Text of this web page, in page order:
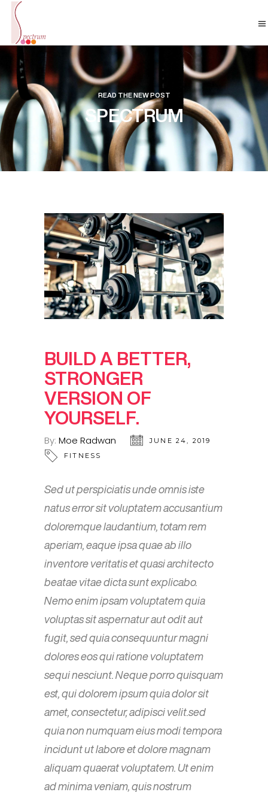
READ THE NEW POST
SPECTRUM
BUILD A BETTER,
STRONGER
VERSION OF
YOURSELF.
By: Moe Radwan
JUNE 24, 2019
FITNESS
Sed ut perspiciatis unde omnis iste
natus error sit voluptatem accusantium
doloremque laudantium, totam rem
aperiam, eaque ipsa quae ab illo
inventore veritatis et quasi architecto
beatae vitae dicta sunt explicabo.
Nemo enim ipsam voluptatem quia
voluptas sit aspernatur aut odit aut
fugit, sed quia consequuntur magni
dolores eos qui ratione voluptatem
sequi nesciunt. Neque porro quisquam
est, qui dolorem ipsum quia dolor sit
amet, consectetur, adipisci velit.sed
quia non numquam eius modi tempora
incidunt ut labore et dolore magnam
aliquam quaerat voluptatem. Ut enim
ad minima veniam, quis nostrum